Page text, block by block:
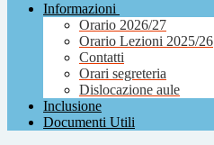
Informazioni
Orario 2026/27
Orario Lezioni 2025/26
Contatti
Orari segreteria
Dislocazione aule
Inclusione
Documenti Utili